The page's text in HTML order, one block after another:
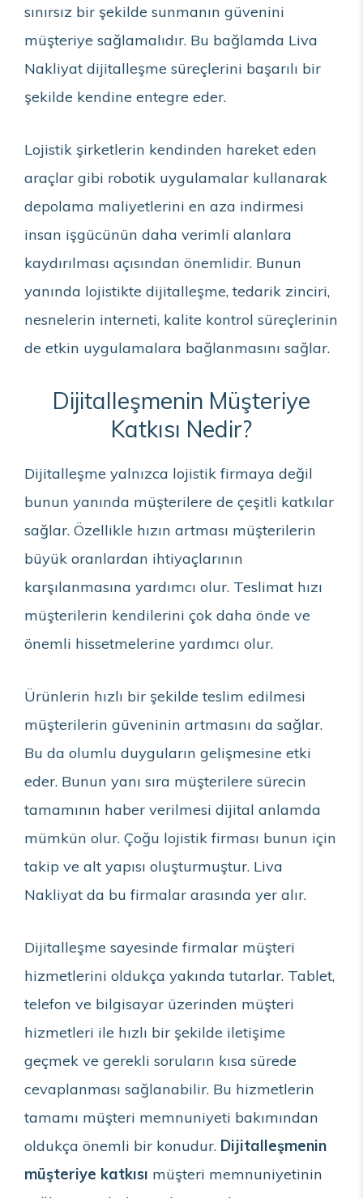
sınırsız bir şekilde sunmanın güvenini
müşteriye sağlamalıdır. Bu bağlamda Liva
Nakliyat dijitalleşme süreçlerini başarılı bir
şekilde kendine entegre eder.
Lojistik şirketlerin kendinden hareket eden
araçlar gibi robotik uygulamalar kullanarak
depolama maliyetlerini en aza indirmesi
insan işgücünün daha verimli alanlara
kaydırılması açısından önemlidir. Bunun
yanında lojistikte dijitalleşme, tedarik zinciri,
nesnelerin interneti, kalite kontrol süreçlerinin
de etkin uygulamalara bağlanmasını sağlar.
Dijitalleşmenin Müşteriye
Katkısı Nedir?
Dijitalleşme yalnızca lojistik firmaya değil
bunun yanında müşterilere de çeşitli katkılar
sağlar. Özellikle hızın artması müşterilerin
büyük oranlardan ihtiyaçlarının
karşılanmasına yardımcı olur. Teslimat hızı
müşterilerin kendilerini çok daha önde ve
önemli hissetmelerine yardımcı olur.
Ürünlerin hızlı bir şekilde teslim edilmesi
müşterilerin güveninin artmasını da sağlar.
Bu da olumlu duyguların gelişmesine etki
eder. Bunun yanı sıra müşterilere sürecin
tamamının haber verilmesi dijital anlamda
mümkün olur. Çoğu lojistik firması bunun için
takip ve alt yapısı oluşturmuştur. Liva
Nakliyat da bu firmalar arasında yer alır.
Dijitalleşme sayesinde firmalar müşteri
hizmetlerini oldukça yakında tutarlar. Tablet,
telefon ve bilgisayar üzerinden müşteri
hizmetleri ile hızlı bir şekilde iletişime
geçmek ve gerekli soruların kısa sürede
cevaplanması sağlanabilir. Bu hizmetlerin
tamamı müşteri memnuniyeti bakımından
oldukça önemli bir konudur. Dijitalleşmenin
müşteriye katkısı müşteri memnuniyetinin